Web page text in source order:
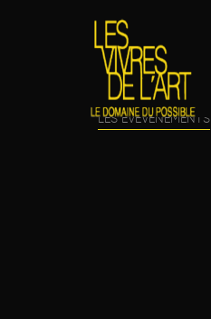
LES ÉVÈVENEMENTS